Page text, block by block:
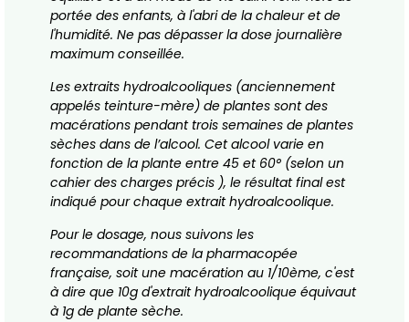
portée des enfants, à l'abri de la chaleur et de
l'humidité. Ne pas dépasser la dose journalière
maximum conseillée.
Les extraits hydroalcooliques (anciennement
appelés teinture-mère) de plantes sont des
macérations pendant trois semaines de plantes
sèches dans de l’alcool. Cet alcool varie en
fonction de la plante entre 45 et 60° (selon un
cahier des charges précis ), le résultat final est
indiqué pour chaque extrait hydroalcoolique.
Pour le dosage, nous suivons les
recommandations de la pharmacopée
française, soit une macération au 1/10ème, c'est
à dire que 10g d'extrait hydroalcoolique équivaut
à 1g de plante sèche.